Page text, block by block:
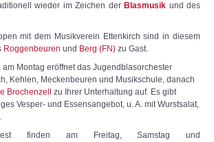
wieder im Zeichen der Blasmusik und des
mit dem Musikverein Ettenkirch sind in diesem
Roggenbeuren und Berg (FN) zu Gast.
am Montag eröffnet das Jugendblasorchester
Kehlen, Meckenbeuren und Musikschule, danach
Brochenzell
zu Ihrer Unterhaltung auf. Es gibt
Vesper- und Essensangebot, u. A. mit Wurstsalat,
finden am Freitag, Samstag und